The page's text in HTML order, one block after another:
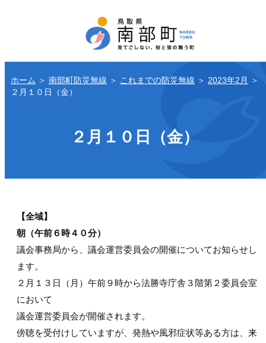
ホーム ＞ 南部町防災無線 ＞ これまでの防災無線 ＞ 2023年2月
＞
２月１０日（金）
２月１０日（金）
【全域】
朝（午前６時４０分）
議会事務局から、議会運営委員会の開催についてお知らせし
ます。
２月１３日（月）午前９時から法勝寺庁舎３階第２委員会室
において
議会運営委員会が開催されます。
傍聴を受付けしていますが、発熱や風邪症状等ある方は、来